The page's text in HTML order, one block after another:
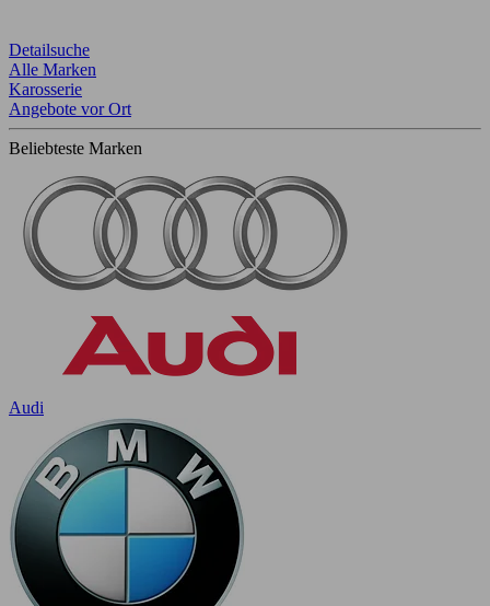
Detailsuche
Alle Marken
Karosserie
Angebote vor Ort
Beliebteste Marken
Audi